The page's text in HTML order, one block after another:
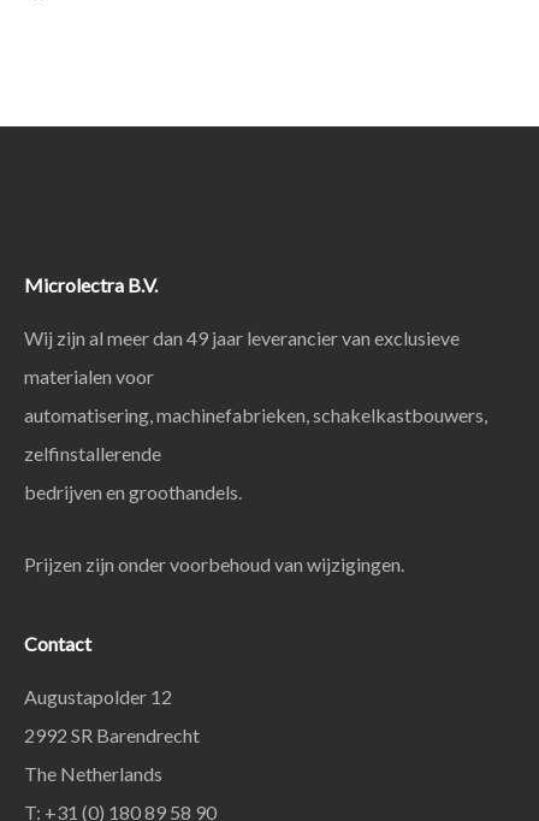
Microlectra B.V.
Wij zijn al meer dan 49 jaar leverancier van exclusieve
materialen voor
automatisering, machinefabrieken, schakelkastbouwers,
zelfinstallerende
bedrijven en groothandels.
Prijzen zijn onder voorbehoud van wijzigingen.
Contact
Augustapolder 12
2992 SR Barendrecht
The Netherlands
T: +31 (0) 180 89 58 90